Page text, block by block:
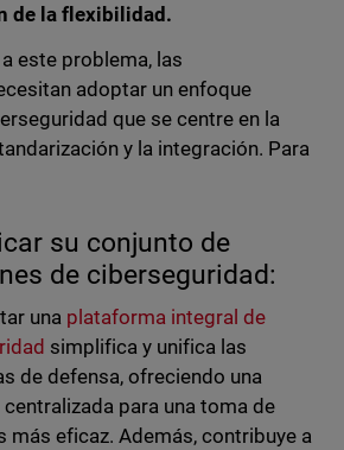
de la flexibilidad.
este problema, las
adoptar un enfoque
que se centre en la
y la integración. Para
su conjunto de
de ciberseguridad:
una plataforma integral de
simplifica y unifica las
de defensa, ofreciendo una
para una toma de
más eficaz. Además, contribuye a